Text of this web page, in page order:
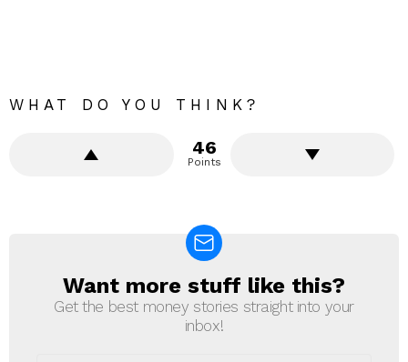
WHAT DO YOU THINK?
46
Points
NEWSLETTER
Want more stuff like this?
Get the best money stories straight into your
inbox!